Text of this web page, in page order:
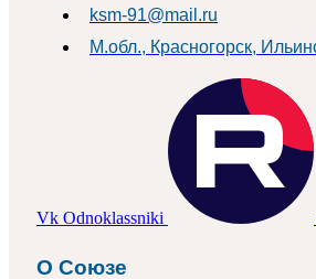
ksm-91@mail.ru
М.обл., Красногорск,
Vk Odnoklassniki
О Союзе